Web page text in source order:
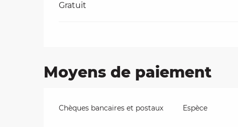
Gratuit
Moyens de paiement
Chèques bancaires et postaux Espèce